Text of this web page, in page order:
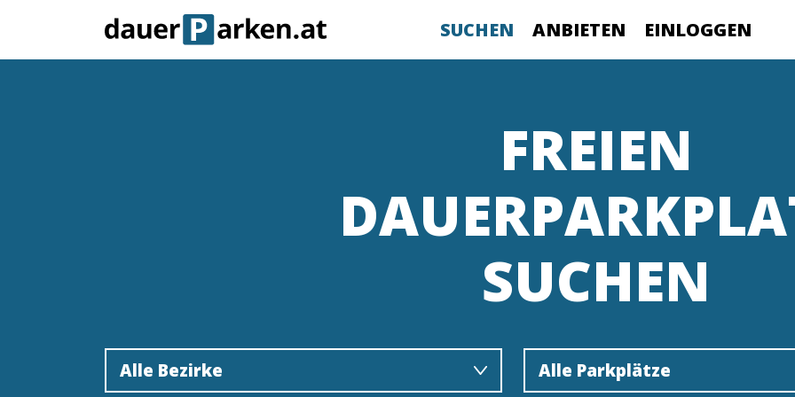
SUCHEN ANBIETEN EINLOGGEN
FREIEN
SUCHEN
Alle Bezirke Alle Parkplätze